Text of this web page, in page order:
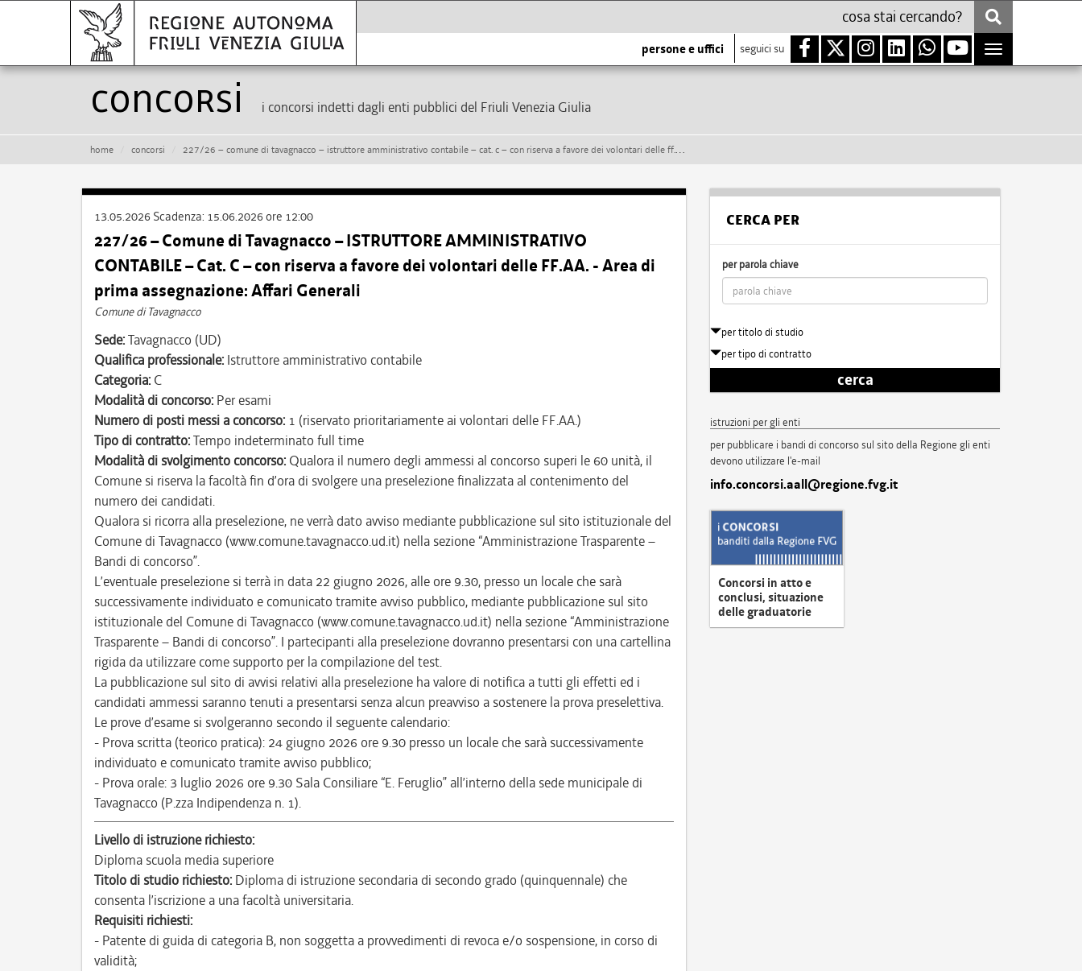
persone e uffici seguici su
Toggle
navigation
Concorsi i concorsi indetti dagli enti pubblici del Friuli Venezia Giulia
home concorsi 227/26 – comune di tavagnacco – istruttore amministrativo contabile – cat. c – con riserva a favore dei volontari delle ff.aa. - area di prima assegnazione: affari generali
13.05.2026 Scadenza: 15.06.2026 ore 12:00
227/26 – Comune di Tavagnacco – ISTRUTTORE AMMINISTRATIVO
CONTABILE – Cat. C – con riserva a favore dei volontari delle FF.AA. - Area di
prima assegnazione: Affari Generali
Comune di Tavagnacco
Sede:Tavagnacco (UD)
Qualifica professionale: Istruttore amministrativo contabile
Categoria: C
Modalità di concorso: Per esami
Numero di posti messi a concorso: 1 (riservato prioritariamente ai volontari delle FF.AA.)
Tipo di contratto:Tempo indeterminato full time
Modalità di svolgimento concorso: Qualora il numero degli ammessi al concorso superi le 60 unità, il
Comune si riserva la facoltà fin d’ora di svolgere una preselezione finalizzata al contenimento del
numero dei candidati.
Qualora si ricorra alla preselezione, ne verrà dato avviso mediante pubblicazione sul sito istituzionale del
Comune di Tavagnacco (www.comune.tavagnacco.ud.it) nella sezione “Amministrazione Trasparente –
Bandi di concorso”.
L’eventuale preselezione si terrà in data 22 giugno 2026, alle ore 9.30, presso un locale che sarà
successivamente individuato e comunicato tramite avviso pubblico, mediante pubblicazione sul sito
istituzionale del Comune di Tavagnacco (www.comune.tavagnacco.ud.it) nella sezione “Amministrazione
Trasparente – Bandi di concorso”. I partecipanti alla preselezione dovranno presentarsi con una cartellina
rigida da utilizzare come supporto per la compilazione del test.
La pubblicazione sul sito di avvisi relativi alla preselezione ha valore di notifica a tutti gli effetti ed i
candidati ammessi saranno tenuti a presentarsi senza alcun preavviso a sostenere la prova preselettiva.
Le prove d’esame si svolgeranno secondo il seguente calendario:
- Prova scritta (teorico pratica): 24 giugno 2026 ore 9.30 presso un locale che sarà successivamente
individuato e comunicato tramite avviso pubblico;
- Prova orale: 3 luglio 2026 ore 9.30 Sala Consiliare “E. Feruglio” all’interno della sede municipale di
Tavagnacco (P.zza Indipendenza n. 1).
Livello di istruzione richiesto:
Diploma scuola media superiore
Titolo di studio richiesto: Diploma di istruzione secondaria di secondo grado (quinquennale) che
consenta l’iscrizione a una facoltà universitaria.
Requisiti richiesti:
- Patente di guida di categoria B, non soggetta a provvedimenti di revoca e/o sospensione, in corso di
validità;
CERCA PER
per parola chiave
per titolo di studio
per tipo di contratto
cerca
istruzioni per gli enti
per pubblicare i bandi di concorso sul sito della Regione gli enti
devono utilizzare l'e-mail
info.concorsi.aall@regione.fvg.it
Concorsi in atto e
conclusi, situazione
delle graduatorie